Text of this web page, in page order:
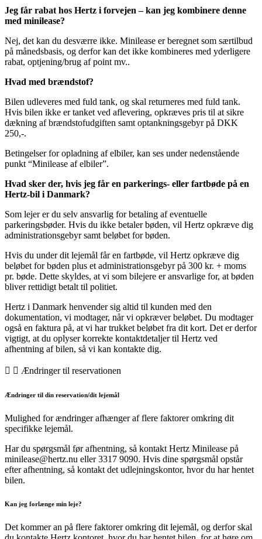
Jeg får rabat hos Hertz i forvejen – kan jeg kombinere denne
med minilease?
Nej, det kan du desværre ikke. Minilease er beregnet som særtilbud
på månedsbasis, og derfor kan det ikke kombineres med yderligere
rabat, optjening/brug af point mv..
Hvad med brændstof?
Bilen udleveres med fuld tank, og skal returneres med fuld tank.
Hvis bilen ikke er tanket ved aflevering, opkræves pris til at sikre
dækning af brændstofudgiften samt optankningsgebyr på DKK
250,-.
Betingelser for opladning af elbiler, kan ses under nedenstående
punkt “Minilease af elbiler”.
Hvad sker der, hvis jeg får en parkerings- eller fartbøde på en
Hertz-bil i Danmark?
Som lejer er du selv ansvarlig for betaling af eventuelle
parkeringsbøder. Hvis du ikke betaler bøden, vil Hertz opkræve dig
administrationsgebyr samt beløbet for bøden.
Hvis du under dit lejemål får en fartbøde, vil Hertz opkræve dig
beløbet for bøden plus et administrationsgebyr på 300 kr. + moms
pr. bøde. Dette skyldes, at vi som bilejere er ansvarlige for, at bøden
bliver rettidigt betalt til politiet.
Hertz i Danmark henvender sig altid til kunden med den
dokumentation, vi modtager, når vi opkræver beløbet. Du modtager
også en faktura på, at vi har trukket beløbet fra dit kort. Det er derfor
vigtigt, at du oplyser korrekte kontaktdetaljer til Hertz ved
afhentning af bilen, så vi kan kontakte dig.
Ændringer til reservationen
Ændringer til din reservation/dit lejemål
Mulighed for ændringer afhænger af flere faktorer omkring dit
specifikke lejemål.
Har du spørgsmål før afhentning, så kontakt Hertz Minilease på
minilease@hertz.nu eller 3317 9090. Hvis dine spørgsmål opstår
efter afhentning, så kontakt det udlejningskontor, hvor du har hentet
bilen.
Kan jeg forlænge min leje?
Det kommer an på flere faktorer omkring dit lejemål, og derfor skal